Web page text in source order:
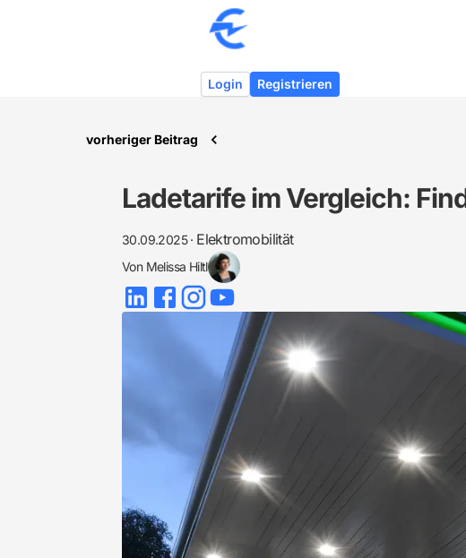
Login Registrieren
vorheriger Beitrag
Ladetarife im Vergleich:
30.09.2025· Elektromobilität
Von Melissa Hiltl